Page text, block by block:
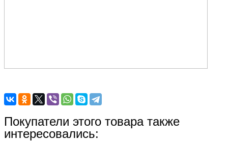
Покупатели этого товара также
интересовались: